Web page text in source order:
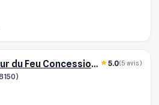
Godin Autour du Feu Concessionnaire 5.0(5 avis)